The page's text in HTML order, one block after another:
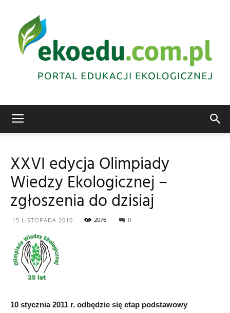
ekologiczna
Abrys
XXVI edycja Olimpiady
Wiedzy Ekologicznej –
zgłoszenia do dzisiaj
15 LISTOPADA 2010 2076 0
10 stycznia 2011 r. odbędzie się etap podstawowy